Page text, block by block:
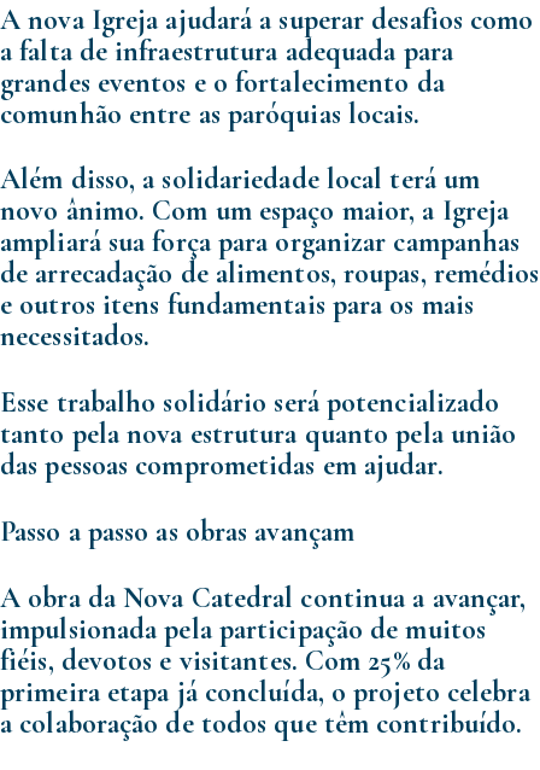
A nova Igreja ajudará a superar desafios como
a falta de infraestrutura adequada para
grandes eventos e o fortalecimento da
comunhão entre as paróquias locais.
Além disso, a solidariedade local terá um
novo ânimo. Com um espaço maior, a Igreja
ampliará sua força para organizar campanhas
de arrecadação de alimentos, roupas, remédios
e outros itens fundamentais para os mais
necessitados.
Esse trabalho solidário será potencializado
tanto pela nova estrutura quanto pela união
das pessoas comprometidas em ajudar.
Passo a passo as obras avançam
A obra da Nova Catedral continua a avançar,
impulsionada pela participação de muitos
fiéis, devotos e visitantes. Com 25% da
primeira etapa já concluída, o projeto celebra
a colaboração de todos que têm contribuído.